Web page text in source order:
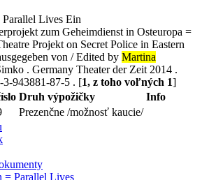
Lives Ein
zum Geheimdienst in Osteuropa =
Projekt on Secret Police in Eastern
von / Edited by Martina
. Germany Theater der Zeit 2014 .
943881-87-5 . [1, z toho voľných 1]
Druh výpožičky
Info
Prezenčne /možnosť kaucie/